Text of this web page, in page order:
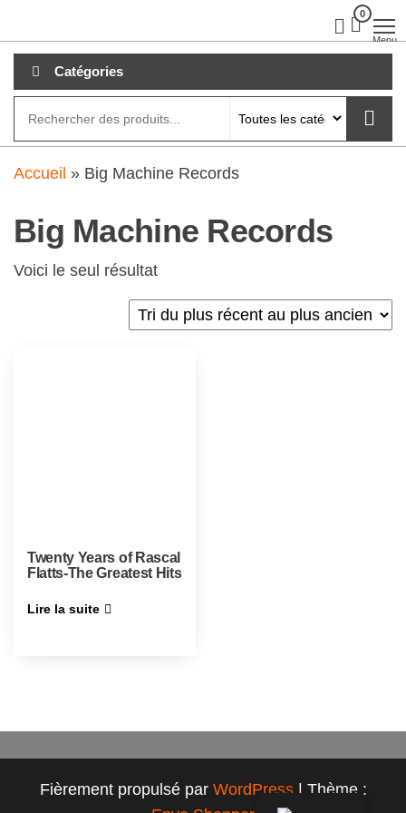
au
contenu
0
Menu
Catégories
Accueil » Big Machine Records
Big Machine Records
Voici le seul résultat
Twenty Years of Rascal
Flatts-The Greatest Hits
Lire la suite
Fièrement propulsé par WordPress | Thème :